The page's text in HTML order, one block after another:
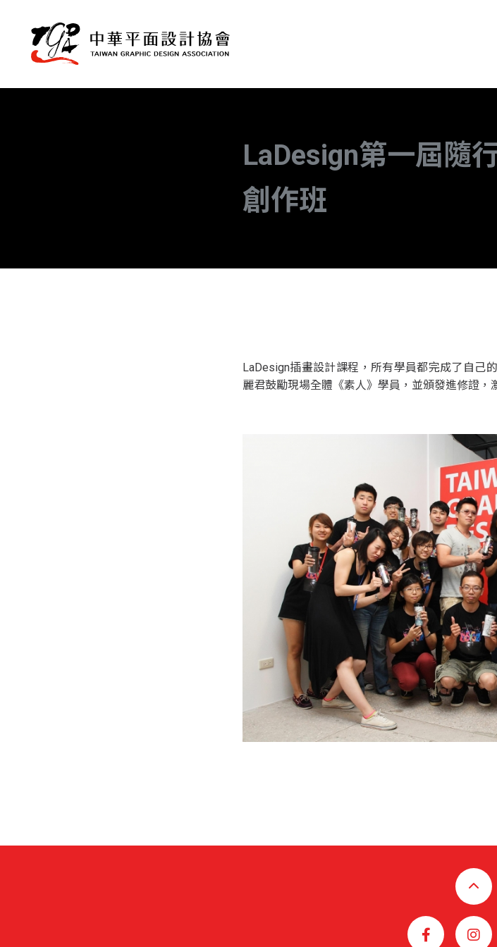
LaDesign第一屆隨
創作班
LaDesign插畫設計課程，所有學員都完成了自己
麗君鼓勵現場全體《素人》學員，並頒發進修證，